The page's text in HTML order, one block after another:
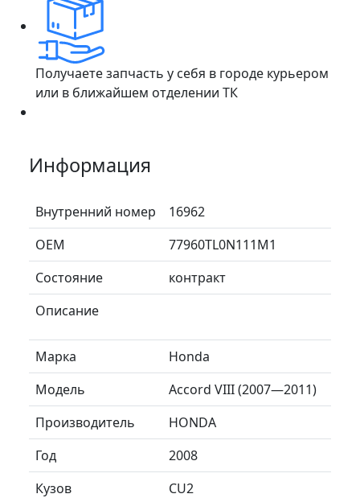
Получаете запчасть у себя в городе курьером
или в ближайшем отделении ТК
Информация
Внутренний номер
16962
ОЕМ
77960TL0N111M1
Состояние
контракт
Описание
Марка
Honda
Модель
Accord VIII (2007—2011)
Производитель
HONDA
Год
2008
Кузов
CU2